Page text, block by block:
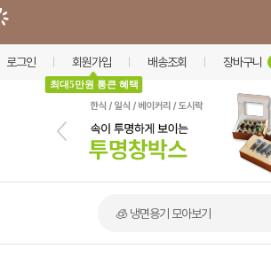
로그인 회원가입
최대5만원 통큰 혜택
배송조회 장바구니
🧊 냉면용기 모아보기